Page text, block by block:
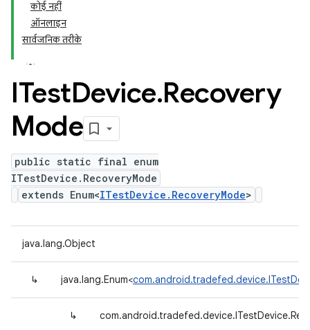
कोई नहीं
ऑनलाइन
सार्वजनिक तरीके
ITestDevice.Recovery
Mode
public static final enum
ITestDevice.RecoveryMode
extends Enum<ITestDevice.RecoveryMode>
java.lang.Object
↳ java.lang.Enum<
↳